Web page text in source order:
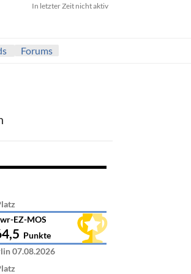
In letzter Zeit nicht aktiv
Forums
EZ-MOS
Punkte
07.08.2026